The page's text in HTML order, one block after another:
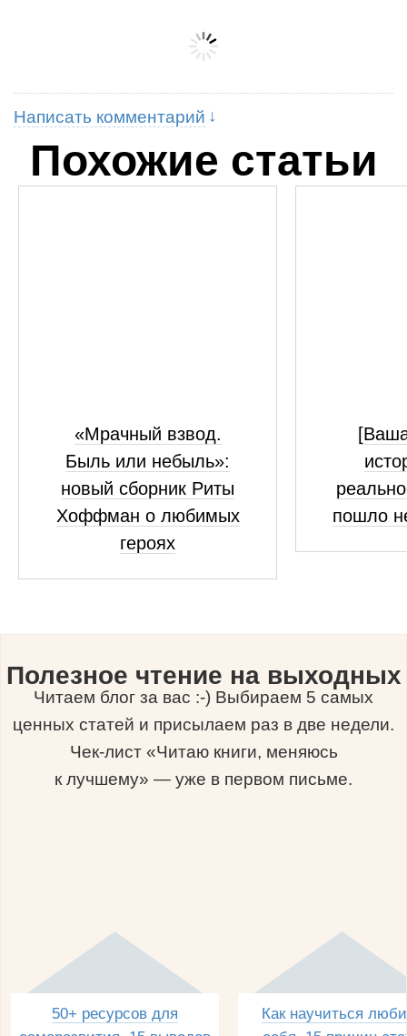
Написать комментарий
Похожие статьи
«Мрачный взвод.
Быль или небыль»:
новый сборник Риты
Хоффман о любимых
героях
пошло
Полезное чтение на выходных
Читаем блог за вас :-) Выбираем 5 самых
ценных статей и присылаем раз в две недели.
Чек-лист «Читаю книги, меняюсь
к лучшему» — уже в первом письме.
50+ ресурсов для
Как научиться